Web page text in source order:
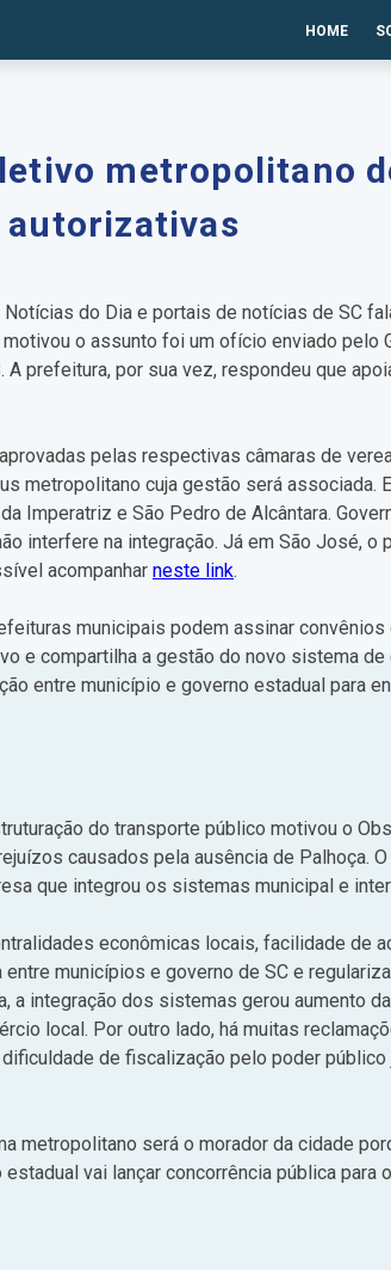
HOME
metropolitano
autorizativas
Notícias do Dia e portais de notícias de SC
o assunto foi um ofício enviado pelo
prefeitura, por sua vez, respondeu que
pelas respectivas câmaras de
metropolitano cuja gestão será associada.
Imperatriz e São Pedro de Alcântara.
interfere na integração. Já em São José,
acompanhar neste link.
municipais podem assinar
e compartilha a gestão do novo sistema
entre município e governo estadual para
do transporte público motivou o
causados pela ausência de Palhoça.
que integrou os sistemas municipal e
econômicas locais, facilidade de
municípios e governo de SC e
integração dos sistemas gerou aumento
local. Por outro lado, há muitas
de fiscalização pelo poder
metropolitano será o morador da cidade
vai lançar concorrência pública para